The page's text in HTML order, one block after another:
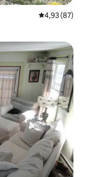
4,93 av 5 i
4,93 (87)